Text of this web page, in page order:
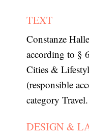
TEXT
Constanze
according to §
Cities &
(responsible
category Travel.
DESIGN &